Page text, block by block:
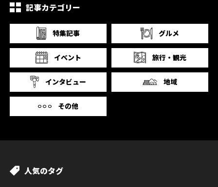
記事カテゴリー
特集記事 グルメ
イベント 旅行・観光
インタビュー 地域
その他
人気のタグ